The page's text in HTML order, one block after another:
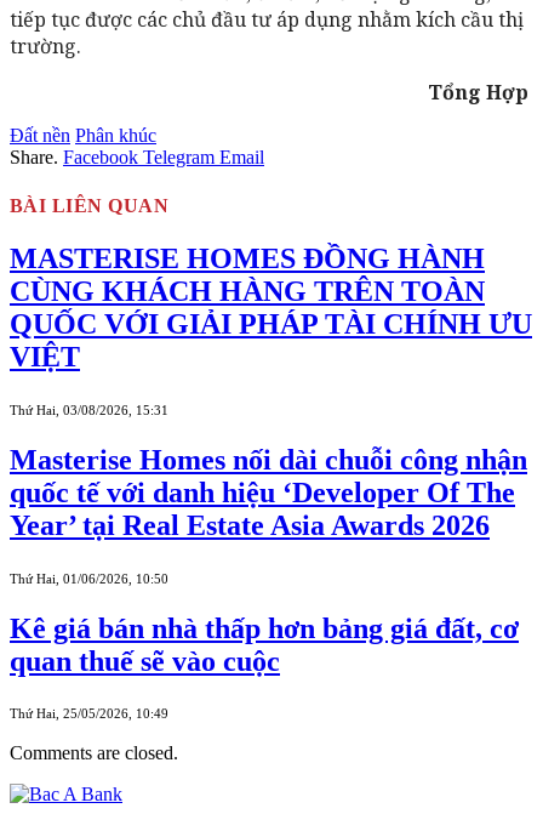
tiếp tục được các chủ đầu tư áp dụng nhằm kích cầu thị
trường.
Tổng Hợp
Đất nền Phân khúc
Share. Facebook Telegram Email
BÀI LIÊN QUAN
MASTERISE HOMES ĐỒNG HÀNH
CÙNG KHÁCH HÀNG TRÊN TOÀN
QUỐC VỚI GIẢI PHÁP TÀI CHÍNH ƯU
VIỆT
Thứ Hai, 03/08/2026, 15:31
Masterise Homes nối dài chuỗi công nhận
quốc tế với danh hiệu ‘Developer Of The
Year’ tại Real Estate Asia Awards 2026
Thứ Hai, 01/06/2026, 10:50
Kê giá bán nhà thấp hơn bảng giá đất, cơ
quan thuế sẽ vào cuộc
Thứ Hai, 25/05/2026, 10:49
Comments are closed.